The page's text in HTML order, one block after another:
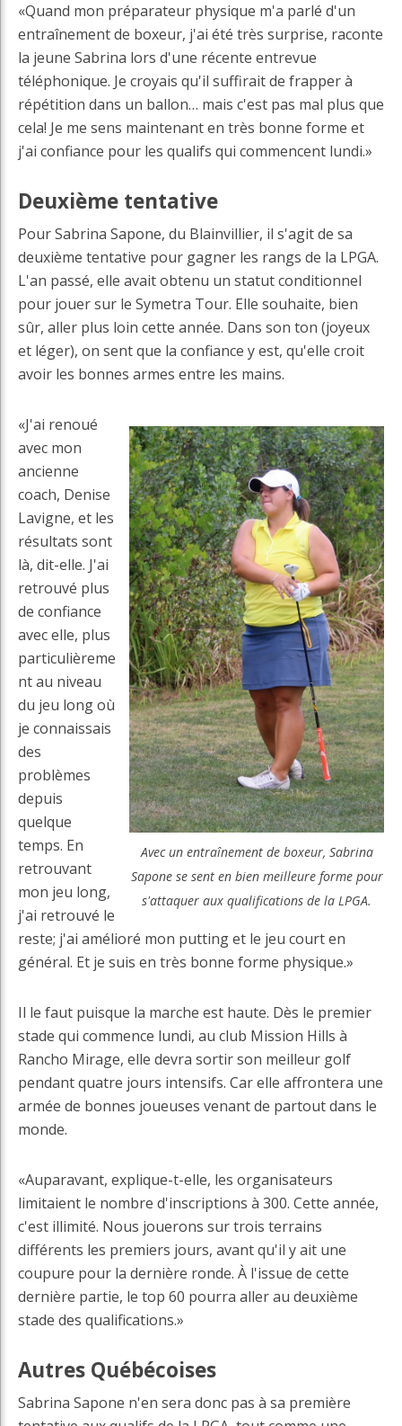
«Quand mon préparateur physique m'a parlé d'un
entraînement de boxeur, j'ai été très surprise, raconte
la jeune Sabrina lors d'une récente entrevue
téléphonique. Je croyais qu'il suffirait de frapper à
répétition dans un ballon… mais c'est pas mal plus que
cela! Je me sens maintenant en très bonne forme et
j'ai confiance pour les qualifs qui commencent lundi.»
Deuxième tentative
Pour Sabrina Sapone, du Blainvillier, il s'agit de sa
deuxième tentative pour gagner les rangs de la LPGA.
L'an passé, elle avait obtenu un statut conditionnel
pour jouer sur le Symetra Tour. Elle souhaite, bien
sûr, aller plus loin cette année. Dans son ton (joyeux
et léger), on sent que la confiance y est, qu'elle croit
avoir les bonnes armes entre les mains.
Avec un entraînement de boxeur, Sabrina
Sapone se sent en bien meilleure forme pour
s'attaquer aux qualifications de la LPGA.
«J'ai renoué
avec mon
ancienne
coach, Denise
Lavigne, et les
résultats sont
là, dit-elle. J'ai
retrouvé plus
de confiance
avec elle, plus
particulièreme
nt au niveau
du jeu long où
je connaissais
des
problèmes
depuis
quelque
temps. En
retrouvant
mon jeu long,
j'ai retrouvé le
reste; j'ai amélioré mon putting et le jeu court en
général. Et je suis en très bonne forme physique.»
Il le faut puisque la marche est haute. Dès le premier
stade qui commence lundi, au club Mission Hills à
Rancho Mirage, elle devra sortir son meilleur golf
pendant quatre jours intensifs. Car elle affrontera une
armée de bonnes joueuses venant de partout dans le
monde.
«Auparavant, explique-t-elle, les organisateurs
limitaient le nombre d'inscriptions à 300. Cette année,
c'est illimité. Nous jouerons sur trois terrains
différents les premiers jours, avant qu'il y ait une
coupure pour la dernière ronde. À l'issue de cette
dernière partie, le top 60 pourra aller au deuxième
stade des qualifications.»
Autres Québécoises
Sabrina Sapone n'en sera donc pas à sa première